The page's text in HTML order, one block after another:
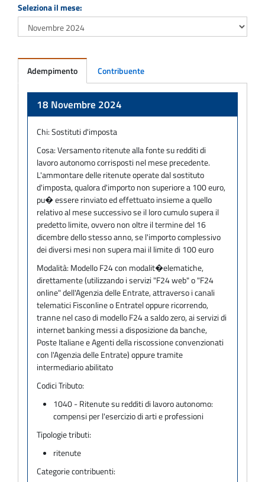
Seleziona il mese:
Adempimento Contribuente
18 Novembre 2024
Chi:Sostituti d'imposta
Cosa:Versamento ritenute alla fonte su redditi di
lavoro autonomo corrisposti nel mese precedente.
L'ammontare delle ritenute operate dal sostituto
d'imposta, qualora d'importo non superiore a 100 euro,
pu� essere rinviato ed effettuato insieme a quello
relativo al mese successivo se il loro cumulo supera il
predetto limite, ovvero non oltre il termine del 16
dicembre dello stesso anno, se l'importo complessivo
dei diversi mesi non supera mai il limite di 100 euro
Modalità: Modello F24 con modalit�elematiche,
direttamente (utilizzando i servizi "F24 web" o "F24
online" dell'Agenzia delle Entrate, attraverso i canali
telematici Fisconline o Entratel oppure ricorrendo,
tranne nel caso di modello F24 a saldo zero, ai servizi di
internet banking messi a disposizione da banche,
Poste Italiane e Agenti della riscossione convenzionati
con l'Agenzia delle Entrate) oppure tramite
intermediario abilitato
Codici Tributo:
1040 - Ritenute su redditi di lavoro autonomo:
compensi per l'esercizio di arti e professioni
Tipologie tributi:
ritenute
Categorie contribuenti: